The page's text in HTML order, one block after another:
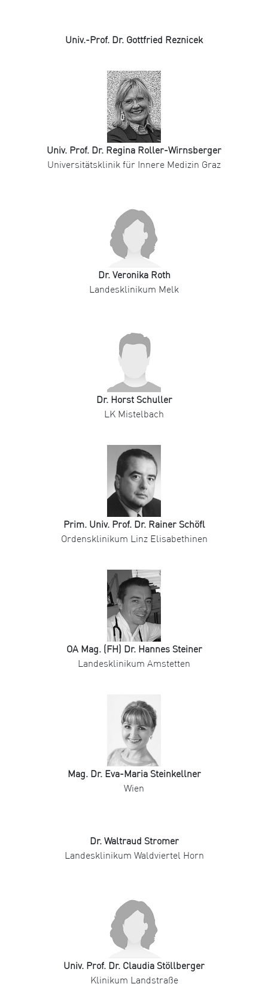
Univ.-Prof. Dr. Gottfried Reznicek
Univ. Prof. Dr. Regina Roller-Wirnsberger
Universitätsklinik für Innere Medizin Graz
Dr. Veronika Roth
Landesklinikum Melk
Dr. Horst Schuller
LK Mistelbach
Prim. Univ. Prof. Dr. Rainer Schöfl
Ordensklinikum Linz Elisabethinen
OA Mag. (FH) Dr. Hannes Steiner
Landesklinikum Amstetten
Mag. Dr. Eva-Maria Steinkellner
Wien
Dr. Waltraud Stromer
Landesklinikum Waldviertel Horn
Univ. Prof. Dr. Claudia Stöllberger
Klinikum Landstraße